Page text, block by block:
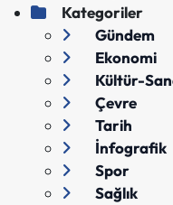
Kategoriler
Gündem
Ekonomi
Kültür-
Çevre
Tarih
İnfografik
Spor
Sağlık